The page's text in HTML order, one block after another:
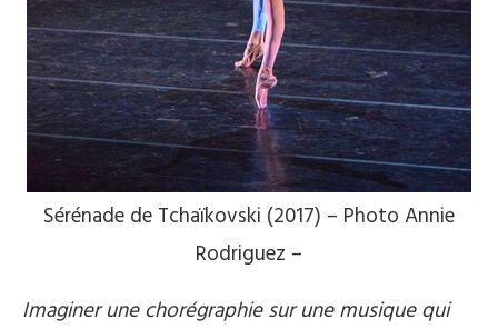
Sérénade de Tchaïkovski (2017) – Photo Annie
Rodriguez –
Imaginer une chorégraphie sur une musique qui